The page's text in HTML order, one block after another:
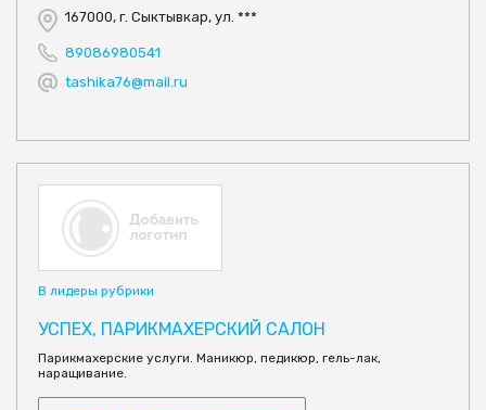
167000, г. Сыктывкар, ул. ***
89086980541
tashika76@mail.ru
В лидеры рубрики
УСПЕХ, ПАРИКМАХЕРСКИЙ САЛОН
Парикмахерские услуги. Маникюр, педикюр, гель-лак,
наращивание.